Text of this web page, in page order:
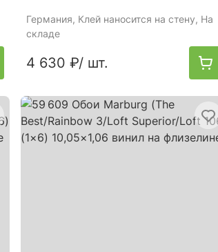
Германия, Клей наносится на стену, На
складе
4 630 ₽/ шт.